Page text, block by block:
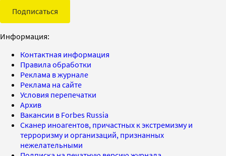
Подписаться
Информация:
Контактная информация
Правила обработки
Реклама в журнале
Реклама на сайте
Условия перепечатки
Архив
Вакансии в Forbes Russia
Сканер иноагентов, причастных к экстремизму и
терроризму и организаций, признанных
нежелательными